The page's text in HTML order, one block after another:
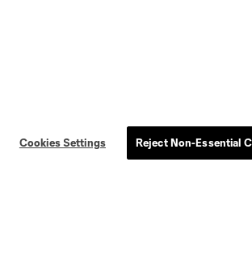
League Soccer, L.L.C. (“MLS”). The names
use is forbidden.
Cookies Settings Reject Non-Essential